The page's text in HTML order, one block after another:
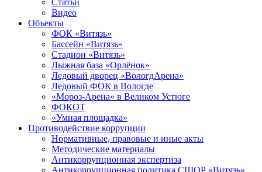
Статьи
Видео
Объекты
ФОК «Витязь»
Бассейн «Витязь»
Стадион «Витязь»
Лыжная база «Орлёнок»
Ледовый дворец «ВологдАрена»
Ледовый ФОК в Вологде
«Мороз-Арена» в Великом Устюге
ФОКОТ
«Умная площадка»
Противодействие коррупции
Нормативные, правовые и иные акты
Методические материалы
Антикоррупционная экспертиза
Антикоррупционная политика СШОР «Витязь»